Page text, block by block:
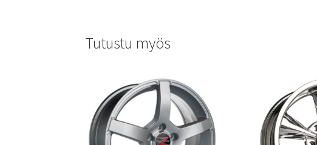
Tutustu myös